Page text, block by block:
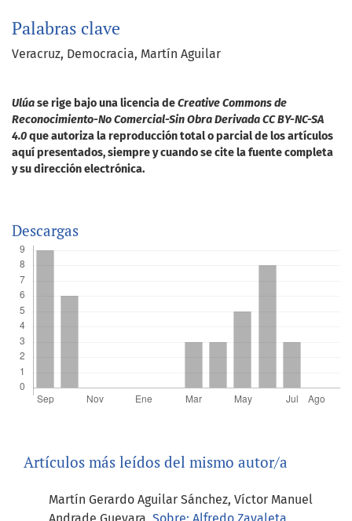
Palabras clave
Veracruz Democracia Martín Aguilar
Ulúase rige bajo una licencia deCreative Commons de
Reconocimiento-No Comercial-Sin Obra Derivada CC BY-NC-SA
4.0que autoriza la reproducción total o parcial de los artículos
aquí presentados, siempre y cuando se cite la fuente completa
y su dirección electrónica.
Descargas
Artículos más leídos del mismo autor/a
Martín Gerardo Aguilar Sánchez, Víctor Manuel
Andrade Guevara, Sobre: Alfredo Zavaleta